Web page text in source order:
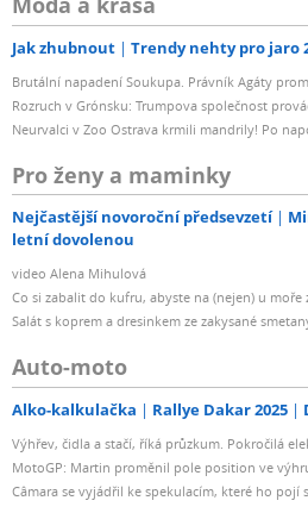
Jak zhubnout Trendy nehty pro jaro
Brutální napadení Soukupa. Právník Agáty
Rozruch v Grónsku: Trumpova společnost
Neurvalci v Zoo Ostrava krmili mandrily! Po
Pro ženy a maminky
Nejčastější novoroční předsevzetí
letní dovolenou
video Alena Mihulová
Co si zabalit do kufru, abyste na (nejen) u moře
Salát s koprem a dresinkem ze zakysané
Auto-moto
Alko-kalkulačka Rallye Dakar 2025
Výhřev, čidla a stačí, říká průzkum. Pokročilá
MotoGP: Martin proměnil pole position ve
Câmara se vyjádřil ke spekulacím, které ho pojí